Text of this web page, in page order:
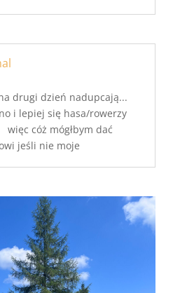
drugi dzień nadupcają...
i lepiej się hasa/rowerzy
cóż mógłbym dać
jeśli nie moje